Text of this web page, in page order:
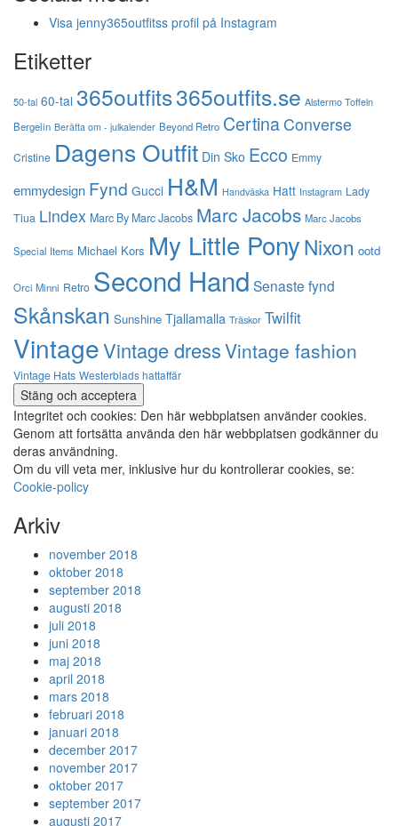
Visa jenny365outfitss profil på Instagram
Etiketter
50-tal 60-tal 365outfits365outfits.se Alstermo Toffeln
Bergelin Berätta om - julkalender Beyond Retro CertinaConverse
Cristine Dagens Outfit Din Sko Ecco Emmy
emmydesign Fynd Gucci H&M Handväska Hatt Instagram Lady
Tiua Lindex Marc By Marc Jacobs Marc Jacobs Marc Jacobs
Special Items Michael Kors My Little PonyNixon ootd
Orci Minni Retro Second Hand Senaste fynd
Skånskan Sunshine Tjallamalla Träskor Twilfit
VintageVintage dressVintage fashion
Vintage Hats Westerblads hattaffär
Integritet och cookies: Den här webbplatsen använder cookies.
Genom att fortsätta använda den här webbplatsen godkänner du
deras användning.
Om du vill veta mer, inklusive hur du kontrollerar cookies, se:
Cookie-policy
Arkiv
november 2018
oktober 2018
september 2018
augusti 2018
juli 2018
juni 2018
maj 2018
april 2018
mars 2018
februari 2018
januari 2018
december 2017
november 2017
oktober 2017
september 2017
augusti 2017